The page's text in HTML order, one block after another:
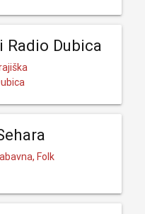
Radio Dubica
Folk